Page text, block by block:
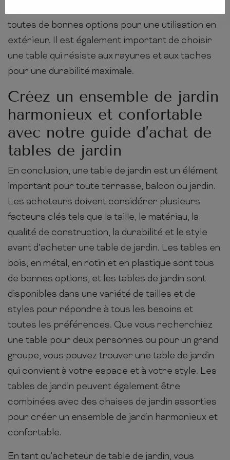
toutes de bonnes options pour une utilisation en
extérieur. Il est également important de choisir
une table qui résiste aux rayures et aux taches
pour une durabilité maximale.
Créez un ensemble de jardin
harmonieux et confortable
avec notre guide d’achat de
tables de jardin
En conclusion, une table de jardin est un élément
important pour toute terrasse, balcon ou jardin.
Les acheteurs doivent considérer plusieurs
facteurs clés tels que la taille, le matériau, la
qualité de construction, la durabilité et le style
avant d’acheter une table de jardin. Les tables en
bois, en métal, en rotin et en plastique sont tous
de bonnes options, et les tables de jardin sont
disponibles dans une variété de tailles et de
styles pour répondre à tous les besoins et
toutes les préférences. Que vous recherchiez
une table pour deux personnes ou pour un grand
groupe, vous pouvez trouver une table de jardin
qui convient à votre espace et à votre style. Les
tables de jardin peuvent également être
combinées avec des chaises de jardin assorties
pour créer un ensemble de jardin harmonieux et
confortable.
En tant qu’acheteur de table de jardin, vous